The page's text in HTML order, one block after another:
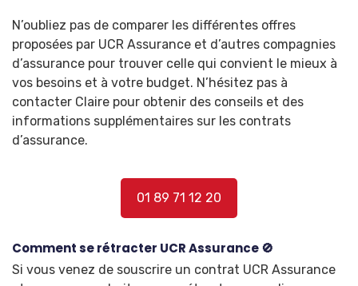
N’oubliez pas de comparer les différentes offres
proposées par UCR Assurance et d’autres compagnies
d’assurance pour trouver celle qui convient le mieux à
vos besoins et à votre budget. N’hésitez pas à
contacter Claire pour obtenir des conseils et des
informations supplémentaires sur les contrats
d’assurance.
01 89 71 12 20
Comment se rétracter UCR Assurance 🚫
Si vous venez de souscrire un contrat UCR Assurance